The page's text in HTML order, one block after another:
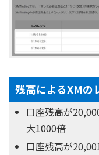
残高によるXMの
口座残高が
大1000倍
口座残高が